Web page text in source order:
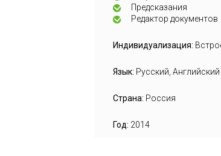
Предсказания
Редактор документов
Индивидуализация:
Язык: Русский, Английский
Страна: Россия
Год: 2014